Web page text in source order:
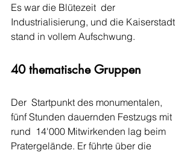
Es war die Blütezeit  der
Industrialisierung, und die Kaiserstadt
stand in vollem Aufschwung.
40 thematische Gruppen
Der  Startpunkt des monumentalen,
fünf Stunden dauernden Festzugs mit
rund  14'000 Mitwirkenden lag beim
Pratergelände. Er führte über die